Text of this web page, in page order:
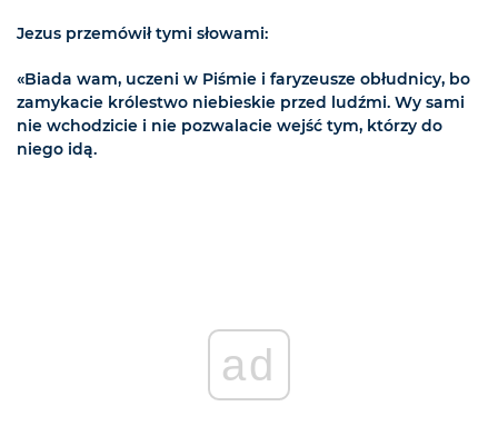
Jezus przemówił tymi słowami:
«Biada wam, uczeni w Piśmie i faryzeusze obłudnicy, bo
zamykacie królestwo niebieskie przed ludźmi. Wy sami
nie wchodzicie i nie pozwalacie wejść tym, którzy do
niego idą.
ad